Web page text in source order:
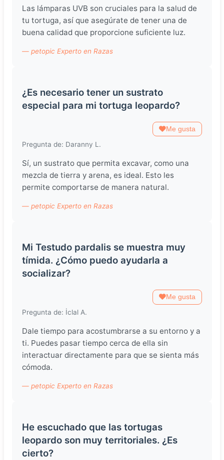
Las lámparas UVB son cruciales para la salud de
tu tortuga, así que asegúrate de tener una de
buena calidad que proporcione suficiente luz.
— petopic Experto en Razas
¿Es necesario tener un sustrato
especial para mi tortuga leopardo?
Me gusta
Pregunta de: Daranny L.
Sí, un sustrato que permita excavar, como una
mezcla de tierra y arena, es ideal. Esto les
permite comportarse de manera natural.
— petopic Experto en Razas
Mi Testudo pardalis se muestra muy
tímida. ¿Cómo puedo ayudarla a
socializar?
Me gusta
Pregunta de: İclal A.
Dale tiempo para acostumbrarse a su entorno y a
ti. Puedes pasar tiempo cerca de ella sin
interactuar directamente para que se sienta más
cómoda.
— petopic Experto en Razas
He escuchado que las tortugas
leopardo son muy territoriales. ¿Es
cierto?